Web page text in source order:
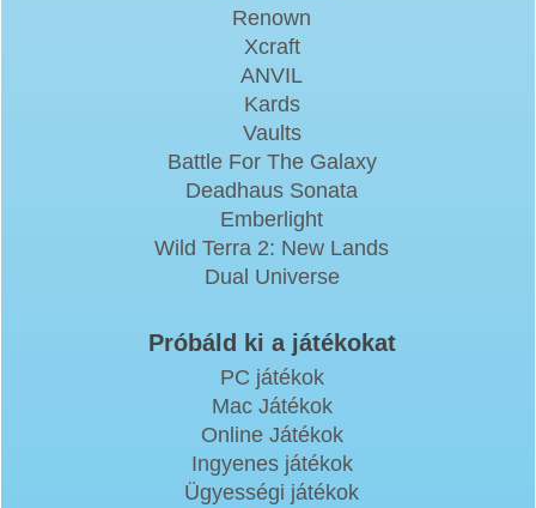
Renown
Xcraft
ANVIL
Kards
Vaults
Battle For The Galaxy
Deadhaus Sonata
Emberlight
Wild Terra 2: New Lands
Dual Universe
Próbáld ki a játékokat
PC játékok
Mac Játékok
Online Játékok
Ingyenes játékok
Ügyességi játékok